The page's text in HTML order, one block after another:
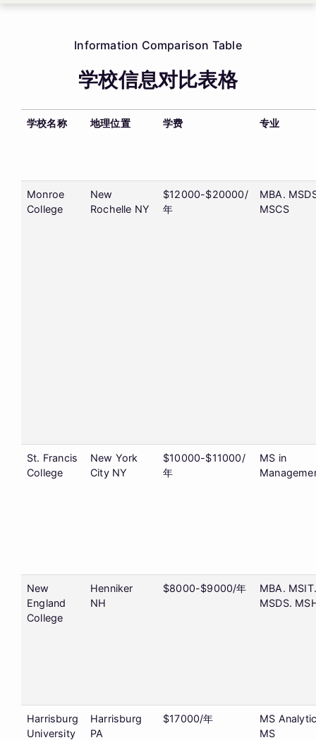
Information Comparison Table
学校信息对比表格
学校名称 地理位置 学费 专业
Monroe
College
New
Rochelle NY
$12000-$20000/
年
MBA.
MSCS
St. Francis
College
New York
City NY
$10000-$11000/
年
MS in
New
England
College
Henniker
NH
$8000-$9000/年
MBA. MSIT.
MSDS.
Harrisburg
University
Harrisburg
PA
$17000/年
MS
MS